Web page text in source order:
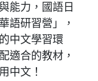
能力，國語日
語研習營」，
中文學習環
適合的教材，
用中文！